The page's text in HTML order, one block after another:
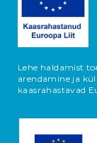
Lehe haldamist
arendamine ja
kaasrahastavad